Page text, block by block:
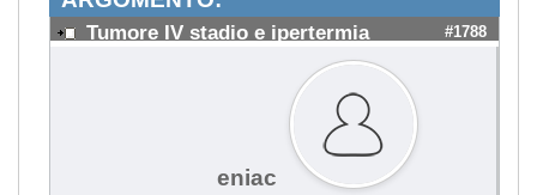
Tumore IV stadio e ipertermia #1788
eniac